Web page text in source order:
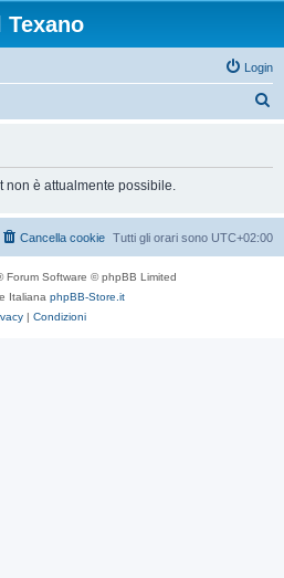
Texano
Login
non è attualmente possibile.
Tutti gli orari sono UTC+02:00
Cancella cookie
Forum Software © phpBB Limited
Italiana phpBB-Store.it
| Condizioni